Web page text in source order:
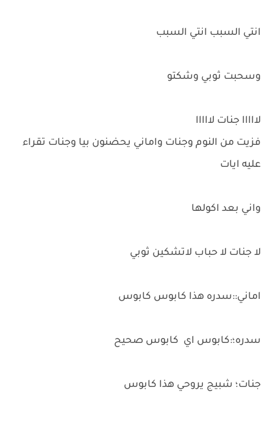
انتي السبب انتي السبب
وسحبت ثوبي وشكتو
لااااا جنات لااااا
فزيت من النوم وجنات واماني يحضنون بيا وجنات تقراء
عليه ايات
واني بعد اكولها
لا جنات لا حباب لاتشكين ثوبي
اماني::سدره هذا كابوس كابوس
سدره؛:كابوس اي كابوس صحيح
جنات؛ شبيج يروحي هذا كابوس